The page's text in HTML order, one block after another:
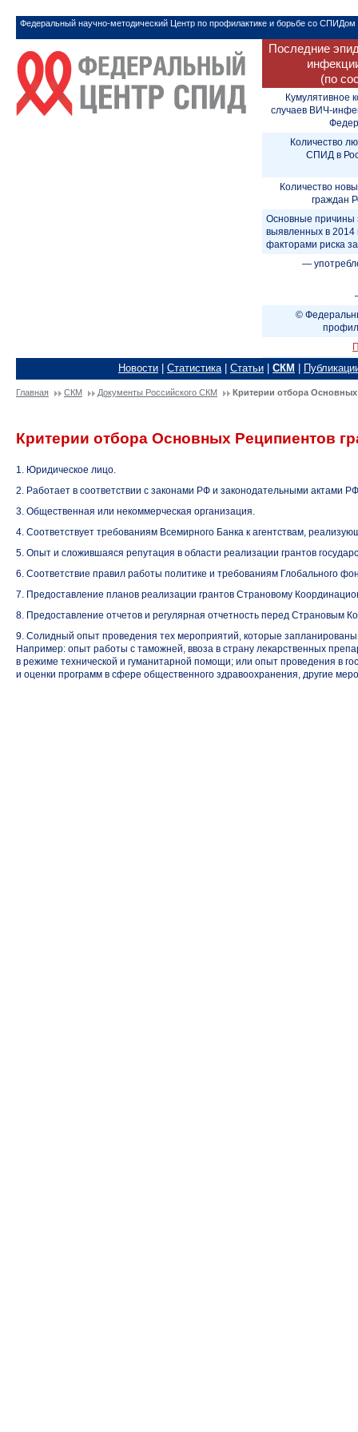
Федеральный научно-методический Центр по профилактике и борьбе со СПИДом
Последние
(по
Кумулятивное
случаев ВИЧ-
Количество
СПИД в
Количество
граждан
Основные причины
выявленных в 2014
факторами риска
—
©
Новости Статистика| Статьи СКМ
Главная СКМ Документы Российского CКМ Критерии отбора
Критерии отбора Основных Реципиентов
1. Юридическое лицо.
2. Работает в соответствии с законами РФ и законодательными актами
3. Общественная или некоммерческая организация.
4. Соответствует требованиям Всемирного Банка к агентствам,
5. Опыт и сложившаяся репутация в области реализации грантов
6. Соответствие правил работы политике и требованиям Глобального
7. Предоставление планов реализации грантов Страновому
8. Предоставление отчетов и регулярная отчетность перед Страновым
9. Солидный опыт проведения тех мероприятий, которые
Например: опыт работы с таможней, ввоза в страну лекарственных
в режиме технической и гуманитарной помощи; или опыт проведения в
и оценки программ в сфере общественного здравоохранения, другие